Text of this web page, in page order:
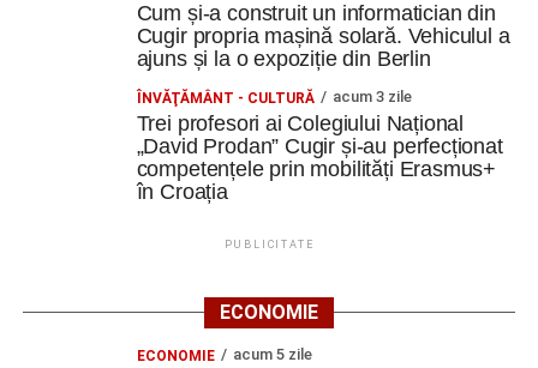
Cum și-a construit un informatician din
Cugir propria mașină solară. Vehiculul a
ajuns și la o expoziție din Berlin
ÎNVĂŢĂMÂNT - CULTURĂ acum 3 zile
Trei profesori ai Colegiului Național
„David Prodan” Cugir și-au perfecționat
competențele prin mobilități Erasmus+
în Croația
PUBLICITATE
ECONOMIE
ECONOMIE acum 5 zile